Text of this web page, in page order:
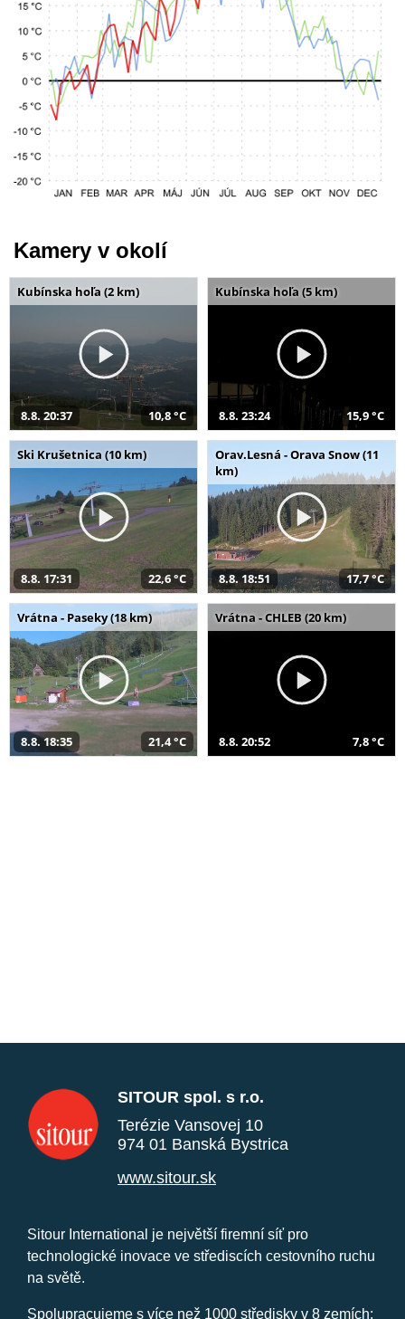
Kamery v okolí
Kubínska hoľa (2 km)
8.8. 20:37 10,8 °C
Kubínska hoľa (5 km)
8.8. 23:24 15,9 °C
Ski Krušetnica (10 km)
8.8. 17:31 22,6 °C
Orav.Lesná - Orava Snow (11
km)
8.8. 18:51 17,7 °C
Vrátna - Paseky (18 km)
8.8. 18:35 21,4 °C
Vrátna - CHLEB (20 km)
8.8. 20:52 7,8 °C
SITOUR spol. s r.o.
Terézie Vansovej 10
974 01 Banská Bystrica
www.sitour.sk
Sitour International je největší firemní síť pro
technologické inovace ve střediscích cestovního ruchu
na světě.
Spolupracujeme s více než 1000 středisky v 8 zemích: